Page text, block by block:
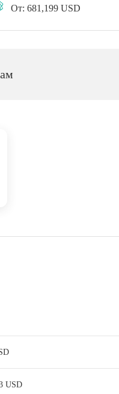
От: 681,199 USD
USD